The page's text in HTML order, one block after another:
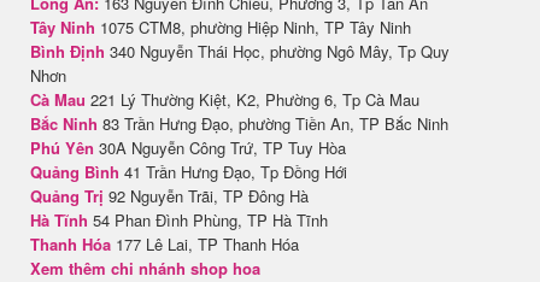
Tây Ninh 1075 CTM8, phường Hiệp Ninh, TP Tây Ninh
Bình Định 340 Nguyễn Thái Học, phường Ngô Mây, Tp Quy
Nhơn
Cà Mau 221 Lý Thường Kiệt, K2, Phường 6, Tp Cà Mau
Bắc Ninh 83 Trần Hưng Đạo, phường Tiền An, TP Bắc Ninh
Phú Yên 30A Nguyễn Công Trứ, TP Tuy Hòa
Quảng Bình 41 Trần Hưng Đạo, Tp Đồng Hới
Quảng Trị 92 Nguyễn Trãi, TP Đông Hà
Hà Tĩnh 54 Phan Đình Phùng, TP Hà Tĩnh
Thanh Hóa 177 Lê Lai, TP Thanh Hóa
Xem thêm chi nhánh shop hoa